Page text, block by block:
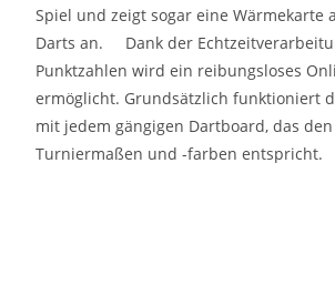
Spiel und zeigt sogar eine Wärmekarte
Darts an. Dank der
Punktzahlen wird ein reibungsloses
ermöglicht. Grundsätzlich funktioniert
mit jedem gängigen Dartboard, das
Turniermaßen und -farben entspricht.